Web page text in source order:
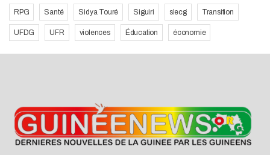
RPG Santé Sidya Touré Siguiri slecg Transition
UFDG UFR violences Éducation économie